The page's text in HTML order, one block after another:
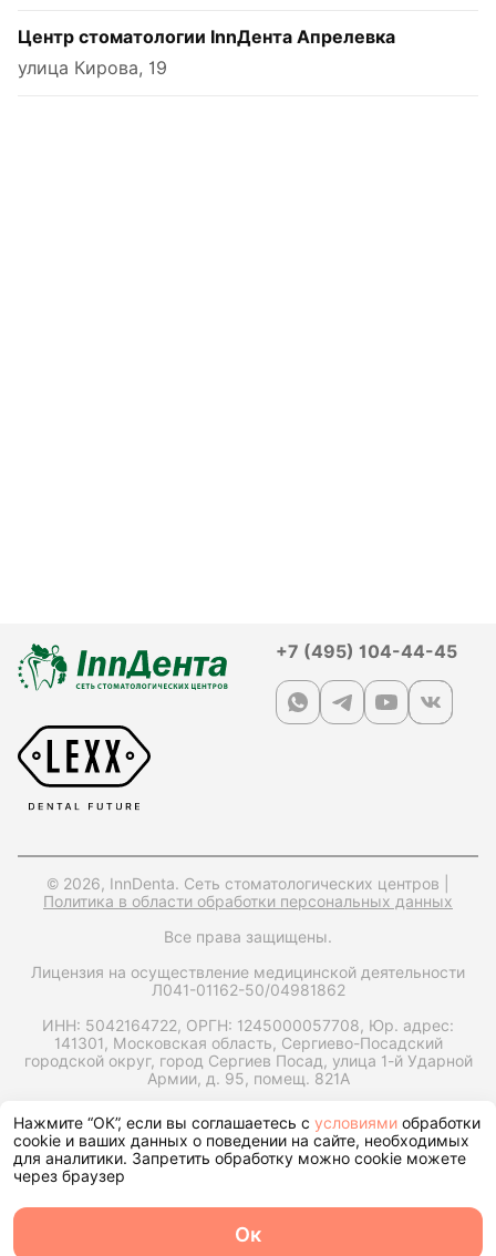
Центр стоматологии InnДента Апрелевка
улица Кирова, 19
+7 (495) 104-44-45
© 2026, InnDenta. Сеть стоматологических центров |
Политика в области обработки персональных данных
Все права защищены.
Лицензия на осуществление медицинской деятельности
Л041-01162-50/04981862
ИНН: 5042164722, ОРГН: 1245000057708, Юр. адрес:
141301, Московская область, Сергиево-Посадский
городской округ, город Сергиев Посад, улица 1-й Ударной
Армии, д. 95, помещ. 821А
Запрос справки на налоговый вычет
Нажмите “ОК”, если вы соглашаетесь с условиями обработки
cookie и ваших данных о поведении на сайте, необходимых
для аналитики. Запретить обработку можно cookie можете
через браузер
Ок